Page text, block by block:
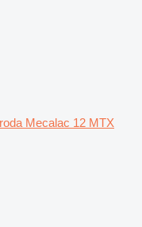
Mecalac 12 MTX